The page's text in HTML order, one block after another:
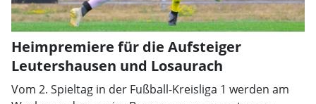
Heimpremiere für die Aufsteiger
Leutershausen und Losaurach
Vom 2. Spieltag in der Fußball-Kreisliga 1 werden am